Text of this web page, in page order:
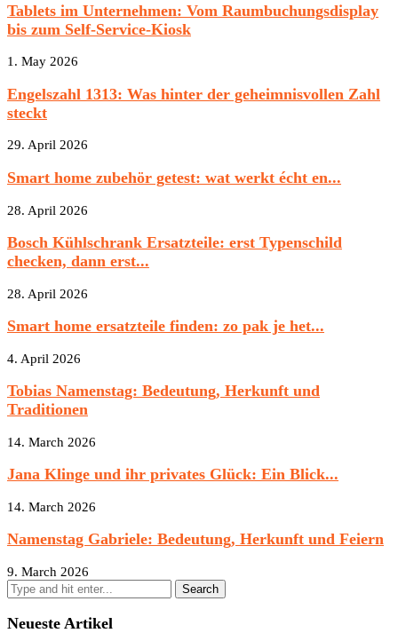
Tablets im Unternehmen: Vom Raumbuchungsdisplay
bis zum Self-Service-Kiosk
1. May 2026
Engelszahl 1313: Was hinter der geheimnisvollen Zahl
steckt
29. April 2026
Smart home zubehör getest: wat werkt écht en...
28. April 2026
Bosch Kühlschrank Ersatzteile: erst Typenschild
checken, dann erst...
28. April 2026
Smart home ersatzteile finden: zo pak je het...
4. April 2026
Tobias Namenstag: Bedeutung, Herkunft und
Traditionen
14. March 2026
Jana Klinge und ihr privates Glück: Ein Blick...
14. March 2026
Namenstag Gabriele: Bedeutung, Herkunft und Feiern
9. March 2026
Neueste Artikel